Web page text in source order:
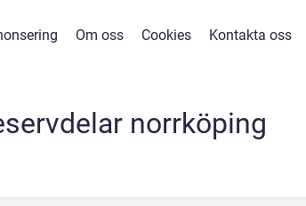
Om oss Cookies Kontakta oss
norrköping